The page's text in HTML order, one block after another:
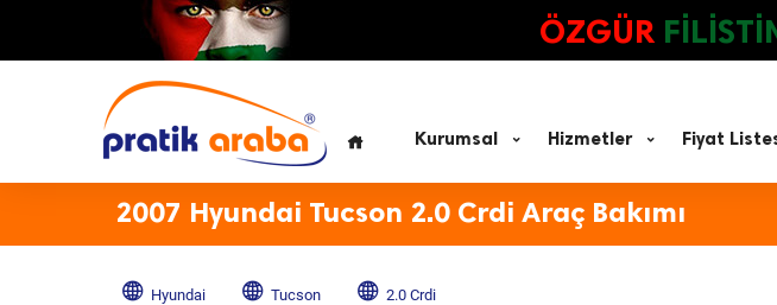
ÖZGÜR
Kurumsal Hizmetler Fiyat
2007 Hyundai Tucson 2.0 Crdi Araç Bakımı
Hyundai Tucson 2.0 Crdi